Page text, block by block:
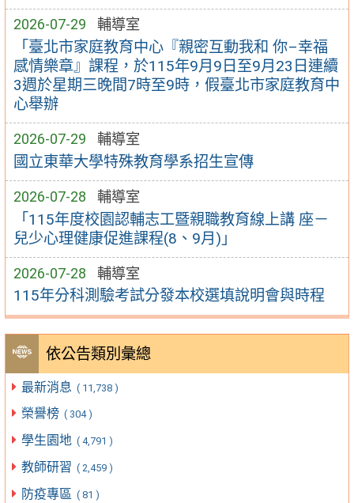
2026-07-29 輔導室
「臺北市家庭教育中心『親密互動我和 你–幸福
感情樂章』課程，於115年9月9日至9月23日連續
3週於星期三晚間7時至9時，假臺北市家庭教育中
心舉辦
2026-07-29 輔導室
國立東華大學特殊教育學系招生宣傳
2026-07-28 輔導室
「115年度校園認輔志工暨親職教育線上講 座－
兒少心理健康促進課程(8、9月)」
2026-07-28 輔導室
115年分科測驗考試分發本校選填說明會與時程
依公告類別彙總
最新消息 ( 11,738 )
榮譽榜 ( 304 )
學生園地 ( 4,791 )
教師研習 ( 2,459 )
防疫專區 ( 81 )